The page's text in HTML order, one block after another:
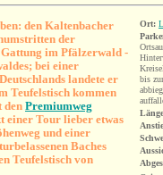
den Kaltenbacher
der
im Pfälzerwald -
bei einer
landete er
Teufelstisch kommen
den Premiumweg
einer Tour lieber etwas
und einer
Baches
Teufelstisch von
Ort:
bis